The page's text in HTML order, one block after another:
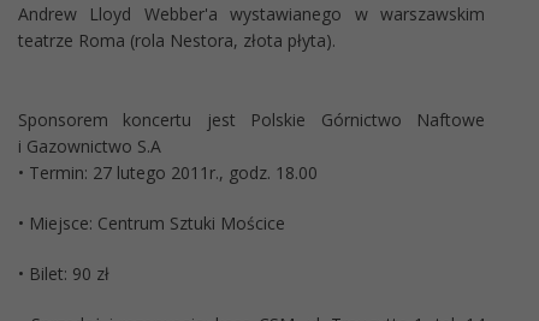
Andrew Lloyd Webber'a wystawianego w warszawskim
teatrze Roma (rola Nestora, złota płyta).
Sponsorem koncertu jest Polskie Górnictwo Naftowe
i Gazownictwo S.A
• Termin: 27 lutego 2011r., godz. 18.00
• Miejsce: Centrum Sztuki Mościce
• Bilet: 90 zł